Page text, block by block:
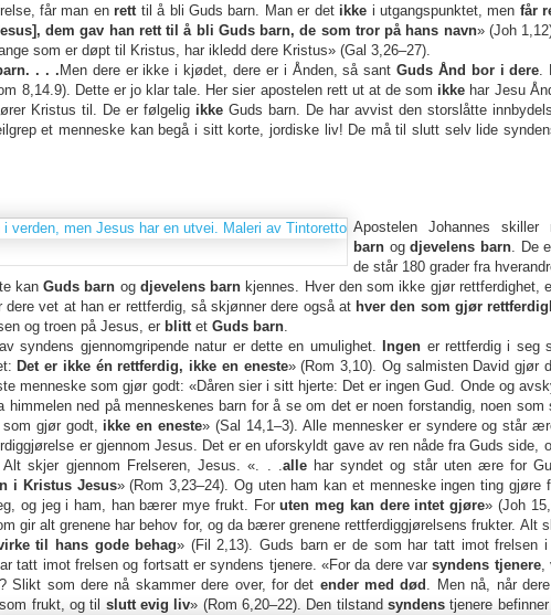
får man enrett til å bli Guds barn. Man er det ikke i utgangspunktet, men får
dem gav han rett til å bli Guds barn, de som tror på hans navn» (Joh
som er døpt til Kristus, har ikledd dere Kristus» (Gal 3,26–27).
. . .Men dere er ikke i kjødet, dere er i Ånden, så santGuds Ånd bor i dere
8,14.9). Dette er jo klar tale. Her sier apostelen rett ut at de som ikke har Jesu
Kristus til. De er følgelig ikke Guds barn. De har avvist den storslåtte
et menneske kan begå i sitt korte, jordiske liv! De må til slutt selv lide
Apostelen Johannes skiller
barn ogdjevelens barn. De
de står 180 grader fra
kanGuds barn og djevelens barn kjennes. Hver den som ikke gjør rettferdighet,
vet at han er rettferdig, så skjønner dere også at hver den som gjør
og troen på Jesus, er blittet Guds barn.
syndens gjennomgripende natur er dette en umulighet.
Ingen er rettferdig i seg
Det er ikke én rettferdig, ikke en eneste» (Rom 3,10). Og salmisten David gjør
menneske som gjør godt: «Dåren sier i sitt hjerte: Det er ingen Gud. Onde og
ned på menneskenes barn for å se om det er noen forstandig, noen som
gjør godt, ikke en eneste» (Sal 14,1–3). Alle mennesker er syndere og står
er gjennom Jesus. Det er en uforskyldt gave av ren nåde fra Guds side,
skjer gjennom Frelseren, Jesus. «. . .allehar syndet og står uten ære for
i Kristus Jesus» (Rom 3,23–24). Og uten ham kan et menneske ingen ting gjøre
og jeg i ham, han bærer mye frukt. Foruten meg kan dere intet gjøre» (Joh
gir alt grenene har behov for, og da bærer grenene rettferdiggjørelsens frukter. Alt
til hans gode behag» (Fil 2,13). Guds barn er de som har tatt imot frelsen
tatt imot frelsen og fortsatt er syndens tjenere. «For da dere varsyndens tjenere,
Slikt som dere nå skammer dere over, for det ender med død . Men nå, når
frukt, og til slutt evig liv» (Rom 6,20–22). Den tilstandsyndens tjenere